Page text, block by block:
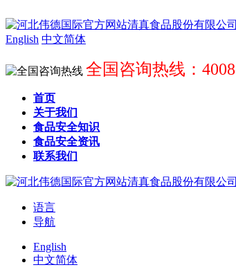
English 中文简体
全国咨询热线：
首页
关于我们
食品安全知识
食品安全资讯
联系我们
语言
导航
English
中文简体